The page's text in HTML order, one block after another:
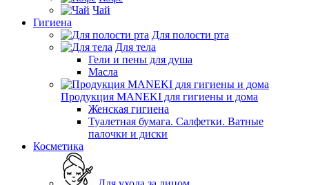
Чай
Гигиена
Для полости рта
Для тела
Гели и пены для душа
Масла
Продукция MANEKI для гигиены и дома
Женская гигиена
Туалетная бумага. Салфетки. Ватные
палочки и диски
Косметика